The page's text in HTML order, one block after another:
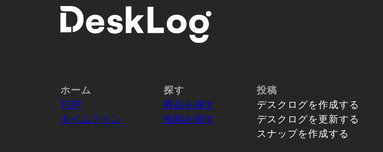
ホーム
TOP
タイムライン
探す
商品を探す
投稿を探す
投稿
デスクログを作成する
デスクログを更新する
スナップを作成する